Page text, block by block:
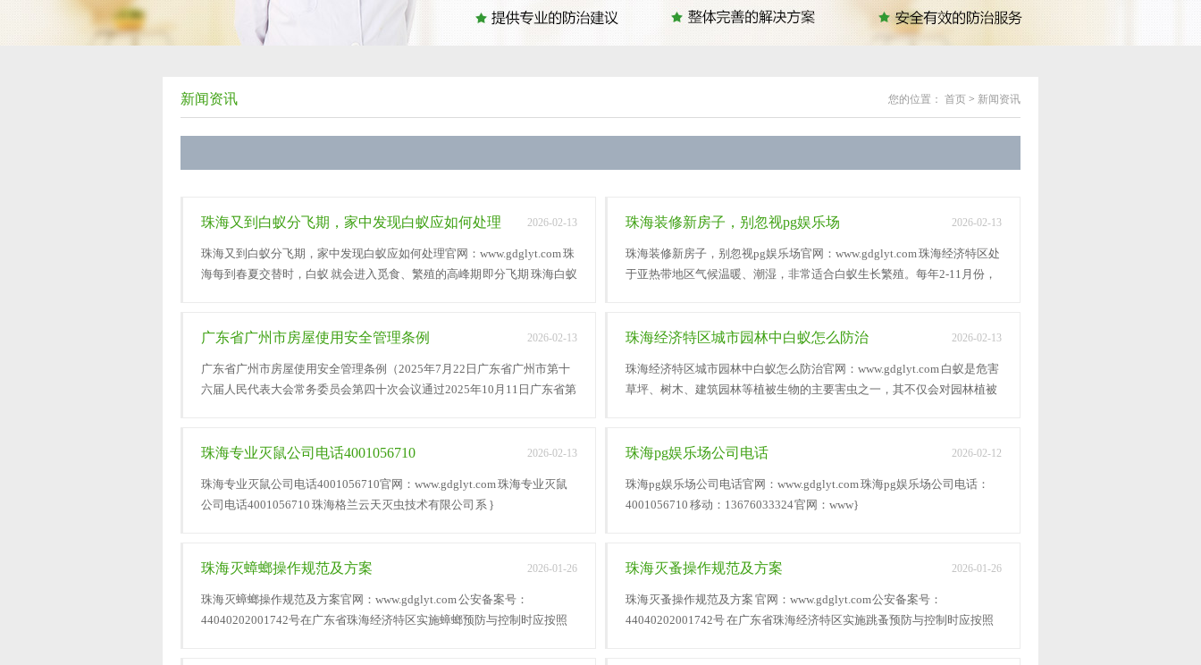
新闻资讯 您的位置： 首页 > 新闻资讯
2026-02-13
珠海又到白蚁分飞期，家中发现白蚁应如何处理
珠海又到白蚁分飞期，家中发现白蚁应如何处理官网：www.gdglyt.com 珠
海每到春夏交替时，白蚁 就会进入觅食、繁殖的高峰期 即分飞期 珠海白蚁
2026-02-13
珠海装修新房子，别忽视pg娱乐场
珠海装修新房子，别忽视pg娱乐场官网：www.gdglyt.com 珠海经济特区处
于亚热带地区气候温暖、潮湿，非常适合白蚁生长繁殖。每年2-11月份，
2026-02-13
广东省广州市房屋使用安全管理条例
广东省广州市房屋使用安全管理条例（2025年7月22日广东省广州市第十
六届人民代表大会常务委员会第四十次会议通过2025年10月11日广东省第
2026-02-13
珠海经济特区城市园林中白蚁怎么防治
珠海经济特区城市园林中白蚁怎么防治官网：www.gdglyt.com 白蚁是危害
草坪、树木、建筑园林等植被生物的主要害虫之一，其不仅会对园林植被
2026-02-13
珠海专业灭鼠公司电话4001056710
珠海专业灭鼠公司电话4001056710官网：www.gdglyt.com 珠海专业灭鼠
公司电话4001056710 珠海格兰云天灭虫技术有限公司 系 }
2026-02-12
珠海pg娱乐场公司电话
珠海pg娱乐场公司电话官网：www.gdglyt.com 珠海pg娱乐场公司电话：
4001056710 移动：13676033324 官网：www}
2026-01-26
珠海灭蟑螂操作规范及方案
珠海灭蟑螂操作规范及方案官网：www.gdglyt.com 公安备案号：
44040202001742号在广东省珠海经济特区实施蟑螂预防与控制时应按照
2026-01-26
珠海灭蚤操作规范及方案
珠海灭蚤操作规范及方案 官网：www.gdglyt.com 公安备案号：
44040202001742号 在广东省珠海经济特区实施跳蚤预防与控制时应按照